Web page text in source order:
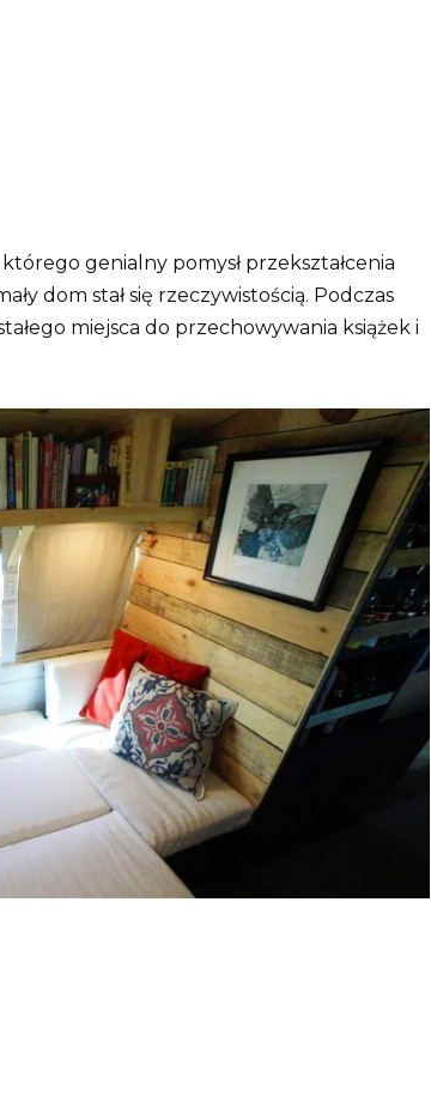
genialny pomysł przekształcenia
dom stał się rzeczywistością. Podczas
miejsca do przechowywania książek i